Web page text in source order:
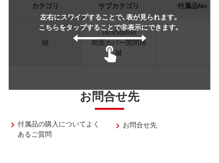
左右にスワイプすることで、表が見られます。
こちらをタップすることで非表示にできます。
カテゴリ サブカテゴリ 付属品No
鍵
TeraStation
前面カバー開閉用
鍵
お問合せ先
付属品の購入についてよく
あるご質問
お問合せ先